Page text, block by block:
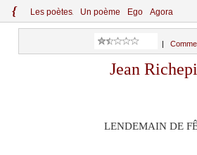
{ Les poètes Un poème Ego Agora
Jean
LENDEMAIN DE